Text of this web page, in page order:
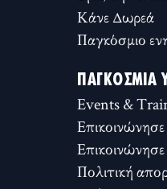
Κάνε Δωρεά
Παγκόσμιο
ΠΑΓΚΌΣΜΙΑ
Events &
Επικοινώνησε
Πολιτική